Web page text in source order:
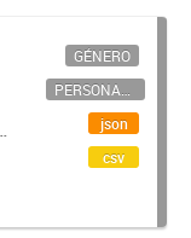
GÉNERO
PERSONAL CIENTÍFICO-TECNOLÓGICO
json
csv